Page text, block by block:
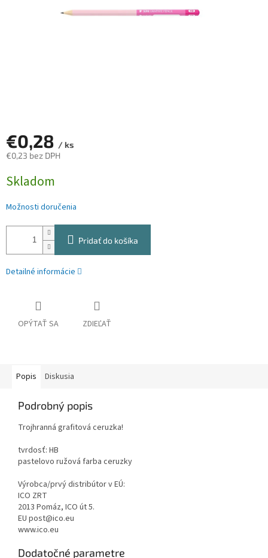
€0,28 / ks
€0,23 bez DPH
cena:
Skladom
Možnosti doručenia
Pridať do košíka
Detailné informácie
OPÝTAŤ SA ZDIEĽAŤ
Popis Diskusia
Podrobný popis
Trojhranná grafitová ceruzka!
tvrdosť: HB
pastelovo ružová farba ceruzky
Výrobca/prvý distribútor v EÚ:
ICO ZRT
2013 Pomáz, ICO út 5.
EU post@ico.eu
www.ico.eu
Dodatočné parametre